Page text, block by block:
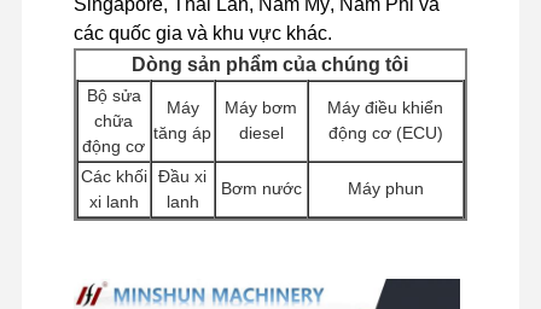
động cơ CUMMINS
Động cơ diesel
động cơ misubishi
Máy đào
bộ tái tạo động cơ
các quốc gia và khu vực khác.
Dòng sản phẩm của chúng tôi
Bộ sửa
chữa
động cơ
Máy
tăng áp
Máy bơm
diesel
Máy điều khiển
động cơ (ECU)
Các khối
xi lanh
Đầu xi
lanh
Bơm nước Máy phun
động